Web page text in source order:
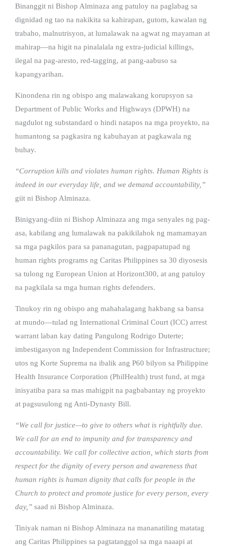
Binanggit ni Bishop Alminaza ang patuloy na paglabag sa
dignidad ng tao na nakikita sa kahirapan, gutom, kawalan ng
trabaho, malnutrisyon, at lumalawak na agwat ng mayaman at
mahirap—na higit na pinalalala ng extra-judicial killings,
ilegal na pag-aresto, red-tagging, at pang-aabuso sa
kapangyarihan.
Kinondena rin ng obispo ang malawakang korupsyon sa
Department of Public Works and Highways (DPWH) na
nagdulot ng substandard o hindi natapos na mga proyekto, na
humantong sa pagkasira ng kabuhayan at pagkawala ng
buhay.
“Corruption kills and violates human rights. Human Rights is
indeed in our everyday life, and we demand accountability,”
giit ni Bishop Alminaza.
Binigyang-diin ni Bishop Alminaza ang mga senyales ng pag-
asa, kabilang ang lumalawak na pakikilahok ng mamamayan
sa mga pagkilos para sa pananagutan, pagpapatupad ng
human rights programs ng Caritas Philippines sa 30 diyosesis
sa tulong ng European Union at Horizont300, at ang patuloy
na pagkilala sa mga human rights defenders.
Tinukoy rin ng obispo ang mahahalagang hakbang sa bansa
at mundo—tulad ng International Criminal Court (ICC) arrest
warrant laban kay dating Pangulong Rodrigo Duterte;
imbestigasyon ng Independent Commission for Infrastructure;
utos ng Korte Suprema na ibalik ang P60 bilyon sa Philippine
Health Insurance Corporation (PhilHealth) trust fund, at mga
inisyatiba para sa mas mahigpit na pagbabantay ng proyekto
at pagsusulong ng Anti-Dynasty Bill.
“We call for justice—to give to others what is rightfully due.
We call for an end to impunity and for transparency and
accountability. We call for collective action, which starts from
respect for the dignity of every person and awareness that
human rights is human dignity that calls for people in the
Church to protect and promote justice for every person, every
day,” saad ni Bishop Alminaza.
Tiniyak naman ni Bishop Alminaza na mananatiling matatag
ang Caritas Philippines sa pagtatanggol sa mga naaapi at